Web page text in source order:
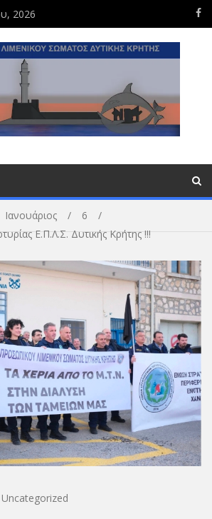
2026
Ιανουάριος
6
E.Π.Λ.Σ. Δυτικής Κρήτης !!!
Uncategorized